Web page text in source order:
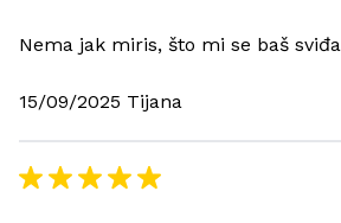
Nema jak miris, što mi se baš sviđa
15/09/2025 Tijana